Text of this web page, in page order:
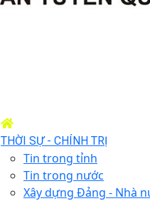
THỜI SỰ - CHÍNH TRỊ
Tin trong tỉnh
Tin trong nước
Xây dựng Đảng - Nhà